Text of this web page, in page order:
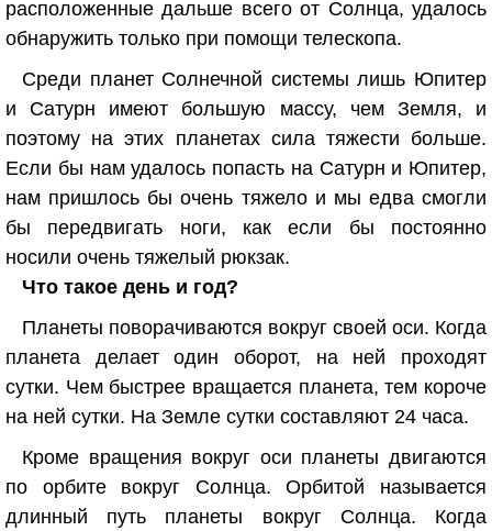
расположенные дальше всего от Солнца, удалось
обнаружить только при помощи телескопа.
Среди планет Солнечной системы лишь Юпитер
и Сатурн имеют большую массу, чем Земля, и
поэтому на этих планетах сила тяжести больше.
Если бы нам удалось попасть на Сатурн и Юпитер,
нам пришлось бы очень тяжело и мы едва смогли
бы передвигать ноги, как если бы постоянно
носили очень тяжелый рюкзак.
Что такое день и год?
Планеты поворачиваются вокруг своей оси. Когда
планета делает один оборот, на ней проходят
сутки. Чем быстрее вращается планета, тем короче
на ней сутки. На Земле сутки составляют 24 часа.
Кроме вращения вокруг оси планеты двигаются
по орбите вокруг Солнца. Орбитой называется
длинный путь планеты вокруг Солнца. Когда